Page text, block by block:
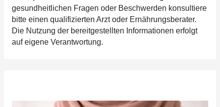
gesundheitlichen Fragen oder Beschwerden konsultiere
bitte einen qualifizierten Arzt oder Ernährungsberater.
Die Nutzung der bereitgestellten Informationen erfolgt
auf eigene Verantwortung.